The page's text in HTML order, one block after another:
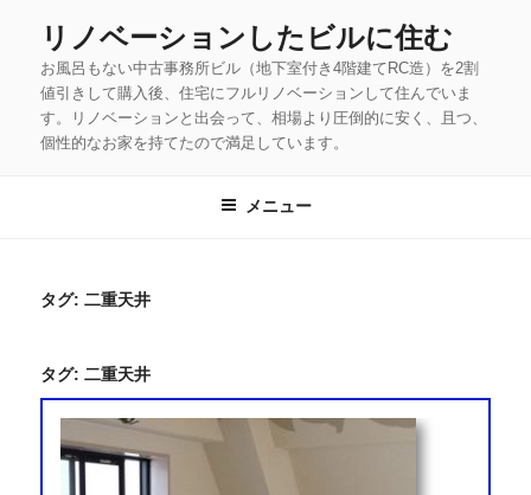
リノベーションしたビルに住む
お風呂もない中古事務所ビル（地下室付き4階建てRC造）を2割
値引きして購入後、住宅にフルリノベーションして住んでいま
す。リノベーションと出会って、相場より圧倒的に安く、且つ、
個性的なお家を持てたので満足しています。
メニュー
タグ: 二重天井
タグ: 二重天井